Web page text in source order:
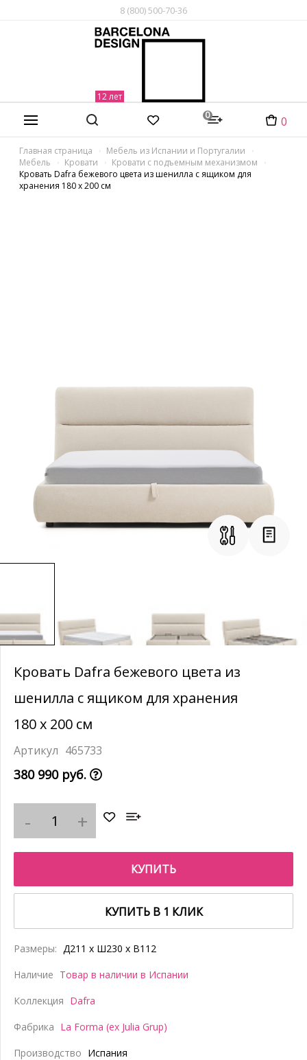
8 (800) 500-70-36
0 0
Главная страница
Мебель из Испании и Португалии
Мебель
Кровати
Кровати с подъемным механизмом
Кровать Dafra бежевого цвета из шенилла с ящиком для
хранения 180 х 200 см
Кровать Dafra бежевого цвета из
шенилла с ящиком для хранения
180 х 200 см
465733
380 990 руб.
КУПИТЬ
КУПИТЬ В 1 КЛИК
Размеры: Д211 x Ш230 x В112
Наличие Товар в наличии в Испании
Коллекция Dafra
Фабрика La Forma (ex Julia Grup)
Производство Испания